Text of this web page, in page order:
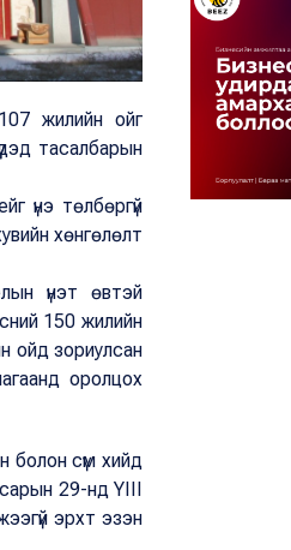
жилийн ойг
тасалбарын
үнэ төлбөргүй
хөнгөлөлт
үнэт өвтэй
150 жилийн
ойд зориулсан
оролцох
болон сүм хийд
29-нд YIII
эрхт эзэн